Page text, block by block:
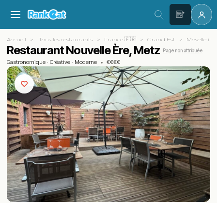
Accueil Tous les restaurants France 🇫🇷 Grand Est Moselle
Restaurant Nouvelle Ère, Metz Page non attribuée
Gastronomique · Créative · Moderne • €€€€